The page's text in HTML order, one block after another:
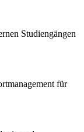
Studiengängen
für